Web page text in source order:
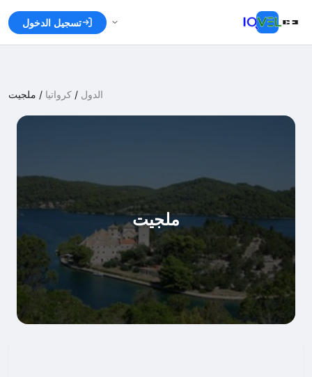
تسجيل الدخول
الدول / كرواتيا / ملجيت
ملجيت